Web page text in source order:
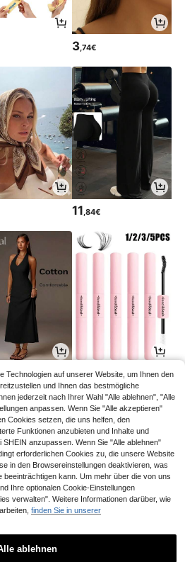
3 ,74€
11,84€
3,65€
Technologien auf unserer Website, um Ihnen den
und Ihnen das bestmögliche
jederzeit nach Ihrer Wahl "Alle ablehnen", "Alle
anpassen. Wenn Sie "Alle akzeptieren"
Cookies setzen, die uns helfen, den
Funktionen anzubieten und Inhalte und
anzupassen. Wenn Sie "Alle ablehnen"
erforderlichen Cookies zu, die unsere Website
in den Browsereinstellungen deaktivieren, was
beeinträchtigen kann. Um mehr über die von uns
Ihre optionalen Cookie-Einstellungen
verwalten". Weitere Informationen darüber, wie
finden Sie in unserer
ablehnen